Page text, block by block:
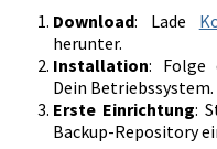
Download: Lade
herunter.
Installation: Folge
Dein Betriebssystem.
Erste Einrichtung:
Backup-Repository